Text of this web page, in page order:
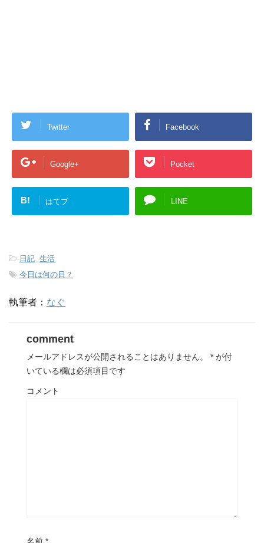
Twitter Facebook
Google+ Pocket
B! はてブ LINE
- 日記, 生活
-今日は何の日？
執筆者： なぐ
comment
メールアドレスが公開されることはありません。 * が付
いている欄は必須項目です
コメント